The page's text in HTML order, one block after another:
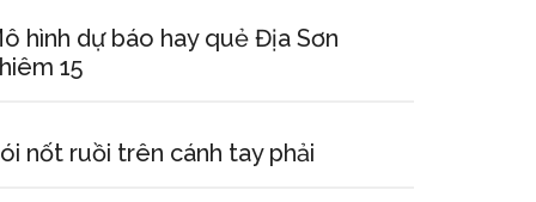
hình dự báo hay quẻ Địa Sơn
15
nốt ruồi trên cánh tay phải